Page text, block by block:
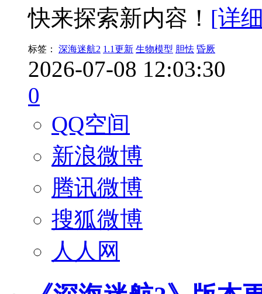
快来探索新内容！ [详
标签： 深海迷航2 1.1更新 生物模型 胆怯 昏厥
2026-07-08 12:03:30
0
QQ空间
新浪微博
腾讯微博
搜狐微博
人人网